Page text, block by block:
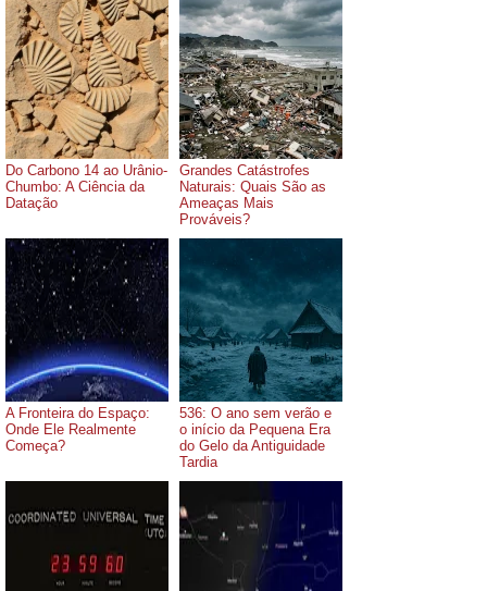
Do Carbono 14 ao Urânio-
Chumbo: A Ciência da
Datação
Grandes Catástrofes
Naturais: Quais São as
Ameaças Mais
Prováveis?
A Fronteira do Espaço:
Onde Ele Realmente
Começa?
536: O ano sem verão e
o início da Pequena Era
do Gelo da Antiguidade
Tardia